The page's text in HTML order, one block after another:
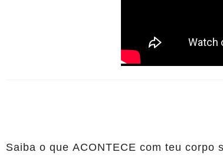
Saiba o que ACONTECE com teu corpo